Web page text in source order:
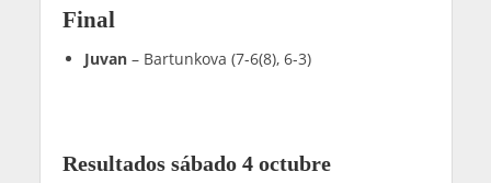
Final
Juvan– Bartunkova (7-6(8), 6-3)
Resultados sábado 4 octubre